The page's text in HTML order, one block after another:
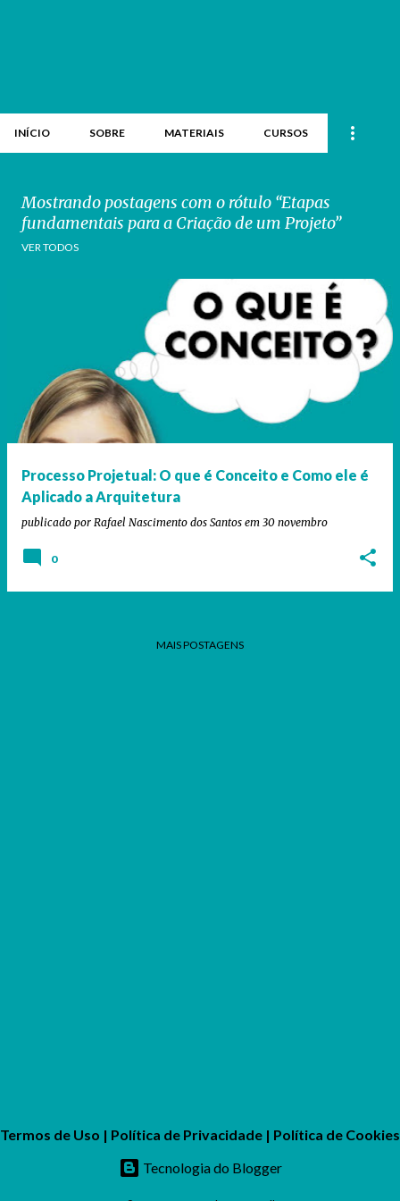
INÍCIO SOBRE MATERIAIS CURSOS
Mostrando postagens com o rótulo Etapas
fundamentais para a Criação de um Projeto
VER TODOS
g
Processo Projetual: O que é Conceito e Como ele é
Aplicado a Arquitetura
publicado por Rafael Nascimento dos Santos em 30 novembro
0
MAIS POSTAGENS
Termos de Uso | Política de Privacidade | Política de Cookies
Tecnologia do Blogger